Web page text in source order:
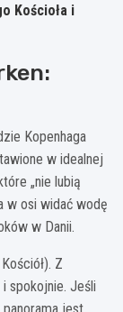
Kościoła i
Kopenhaga
w idealnej
„nie lubią
w osi widać wodę
w Danii.
Z
spokojnie. Jeśli